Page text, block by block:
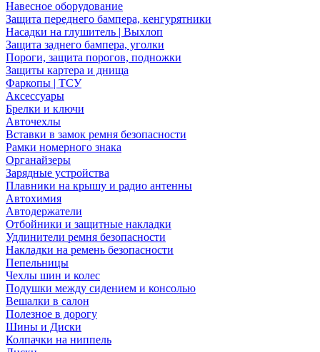
Навесное оборудование
Защита переднего бампера, кенгурятники
Насадки на глушитель | Выхлоп
Защита заднего бампера, уголки
Пороги, защита порогов, подножки
Защиты картера и днища
Фаркопы | ТСУ
Аксессуары
Брелки и ключи
Авточехлы
Вставки в замок ремня безопасности
Рамки номерного знака
Органайзеры
Зарядные устройства
Плавники на крышу и радио антенны
Автохимия
Автодержатели
Отбойники и защитные накладки
Удлинители ремня безопасности
Накладки на ремень безопасности
Пепельницы
Чехлы шин и колес
Подушки между сидением и консолью
Вешалки в салон
Полезное в дорогу
Шины и Диски
Колпачки на ниппель